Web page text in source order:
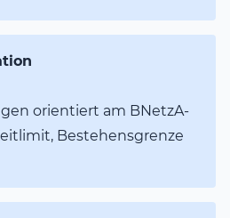
orientiert am BNetzA-
Bestehensgrenze